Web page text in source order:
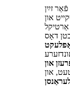
זײַן
און
און
און